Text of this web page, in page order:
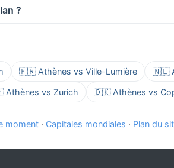
?
🇫🇷 Athènes vs Ville-Lumière 🇳🇱
vs Zurich 🇩🇰 Athènes vs
moment · Capitales mondiales · Plan du